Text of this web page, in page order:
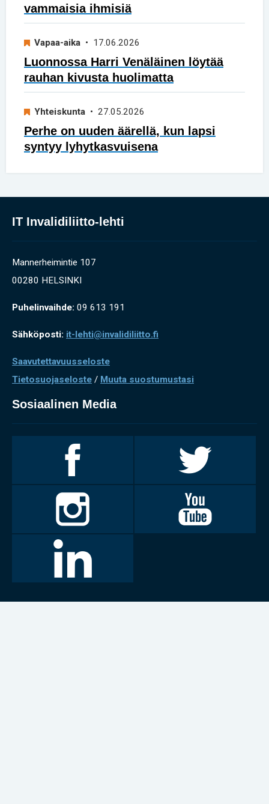
vammaisia ihmisiä
Vapaa-aika • 17.06.2026
Luonnossa Harri Venäläinen löytää
rauhan kivusta huolimatta
Yhteiskunta • 27.05.2026
Perhe on uuden äärellä, kun lapsi
syntyy lyhytkasvuisena
IT Invalidiliitto-lehti
Mannerheimintie 107
00280 HELSINKI
Puhelinvaihde: 09 613 191
Sähköposti: it-lehti@invalidiliitto.fi
Saavutettavuusseloste
Tietosuojaseloste / Muuta suostumustasi
Sosiaalinen Media
Facebookissa
Twitterissä
Invalidiliitto
Instagramissa
Youtubessa